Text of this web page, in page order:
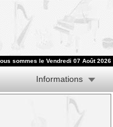
sommes le Vendredi 07 Août 2026
Informations